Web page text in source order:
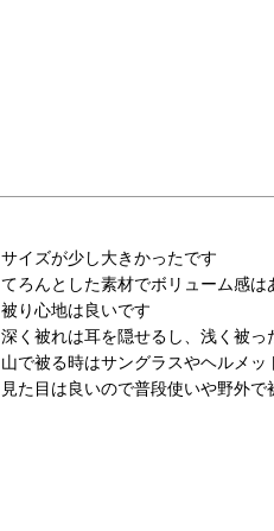
サイズが少し大きかったです
てろんとした素材でボリューム感は
被り心地は良いです
深く被れは耳を隠せるし、浅く被っ
山で被る時はサングラスやヘルメッ
見た目は良いので普段使いや野外で